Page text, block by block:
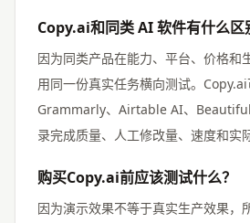
Copy.ai和同类 AI 软件有什么区
因为同类产品在能力、平台、价格和
用同一份真实任务横向测试。Copy.ai
Grammarly、Airtable AI、
录完成质量、人工修改量、速度和实
购买Copy.ai前应该测试什么？
因为演示效果不等于真实生产效果，